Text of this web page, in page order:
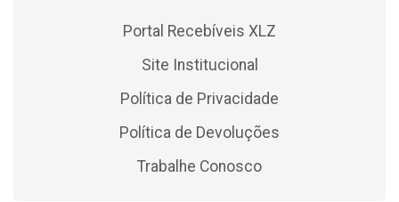
Portal Recebíveis XLZ
Site Institucional
Política de Privacidade
Política de Devoluções
Trabalhe Conosco